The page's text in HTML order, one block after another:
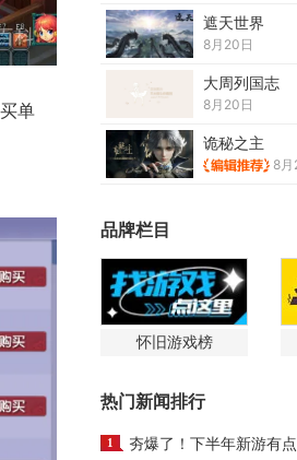
单
遮天世界
8月20日
大周列国志
8月20日
诡秘之主
8月
品牌栏目
怀旧游戏榜
热门新闻排行
1
夯爆了！下半年新游有